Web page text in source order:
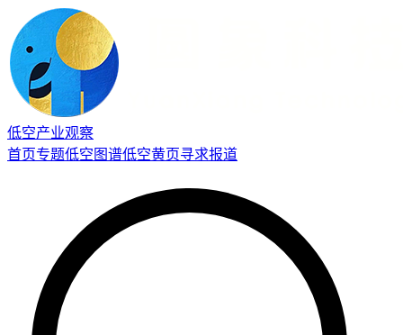
低空产业观察
首页专题低空图谱低空黄页寻求报道